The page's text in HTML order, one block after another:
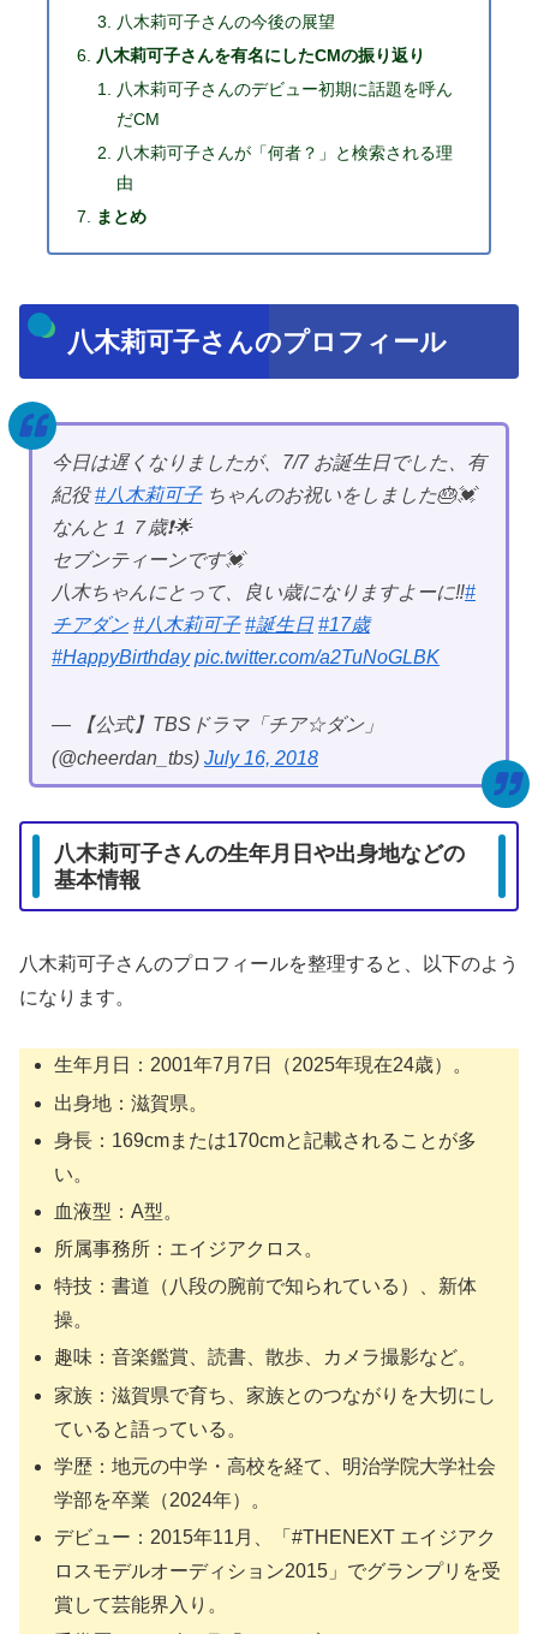
八木莉可子さんの今後の展望
八木莉可子さんを有名にしたCMの振り返り
八木莉可子さんのデビュー初期に話題を呼ん
だCM
八木莉可子さんが「何者？」と検索される理
由
まとめ
八木莉可子さんのプロフィール
今日は遅くなりましたが、7/7 お誕生日でした、有
紀役#八木莉可子ちゃんのお祝いをしました🎂💓
なんと１７歳❗️🌟
セブンティーンです💓
八木ちゃんにとって、良い歳になりますよーに‼️#
チアダン #八木莉可子 #誕生日 #17歳
#HappyBirthday pic.twitter.com/a2TuNoGLBK
— 【公式】TBSドラマ「チア☆ダン」
(@cheerdan_tbs) July 16, 2018
八木莉可子さんの生年月日や出身地などの
基本情報
八木莉可子さんのプロフィールを整理すると、以下のよう
になります。
生年月日：2001年7月7日（2025年現在24歳）。
出身地：滋賀県。
身長：169cmまたは170cmと記載されることが多
い。
血液型：A型。
所属事務所：エイジアクロス。
特技：書道（八段の腕前で知られている）、新体
操。
趣味：音楽鑑賞、読書、散歩、カメラ撮影など。
家族：滋賀県で育ち、家族とのつながりを大切にし
ていると語っている。
学歴：地元の中学・高校を経て、明治学院大学社会
学部を卒業（2024年）。
デビュー：2015年11月、「#THENEXT エイジアク
ロスモデルオーディション2015」でグランプリを受
賞して芸能界入り。